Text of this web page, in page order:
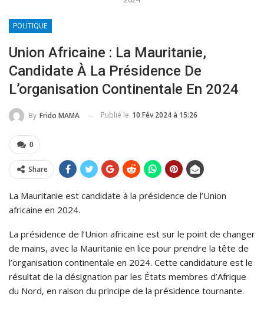
POLITIQUE
Union Africaine : La Mauritanie,
Candidate À La Présidence De
L’organisation Continentale En 2024
By Frido MAMA Publié le 10 Fév 2024 à 15:26
0
Share
La Mauritanie est candidate à la présidence de l’Union
africaine en 2024.
La présidence de l’Union africaine est sur le point de changer
de mains, avec la Mauritanie en lice pour prendre la tête de
l’organisation continentale en 2024. Cette candidature est le
résultat de la désignation par les États membres d’Afrique
du Nord, en raison du principe de la présidence tournante.